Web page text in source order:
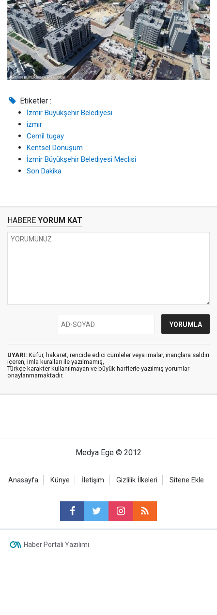
Etiketler :
İzmir Büyükşehir Belediyesi
izmir
Cemil tugay
Kentsel Dönüşüm
İzmir Büyükşehir Belediyesi Meclisi
Son Dakika
HABERE YORUM KAT
UYARI: Küfür, hakaret, rencide edici cümleler veya imalar, inançlara saldırı
içeren, imla kuralları ile yazılmamış,
Türkçe karakter kullanılmayan ve büyük harflerle yazılmış yorumlar
onaylanmamaktadır.
Medya Ege © 2012
Anasayfa Künye İletişim Gizlilik İlkeleri Sitene Ekle
Haber Portalı Yazılımı